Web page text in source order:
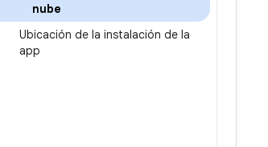
nube
Ubicación de la instalación de la
app